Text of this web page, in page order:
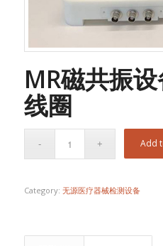
MR磁共振
线圈
Add
Category: 无源医疗器械检测设备